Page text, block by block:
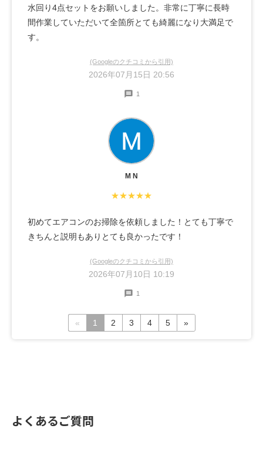
水回り4点セットをお願いしました。非常に丁寧に長時
間作業していただいて全箇所とても綺麗になり大満足で
す。
(Googleのクチコミから引用)
2026年07月15日 20:56
1
M N
★★★★★
初めてエアコンのお掃除を依頼しました！とても丁寧で
きちんと説明もありとても良かったです！
(Googleのクチコミから引用)
2026年07月10日 10:19
1
« 1 2 3 4 5 »
よくあるご質問